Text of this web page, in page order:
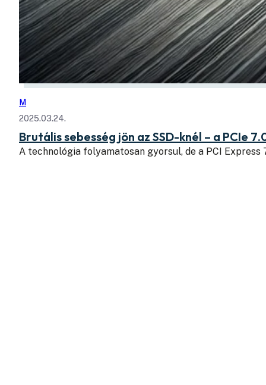
M
2025.03.24.
Brutális sebesség jön az SSD-knél – a PCIe
A technológia folyamatosan gyorsul, de a PCI Express